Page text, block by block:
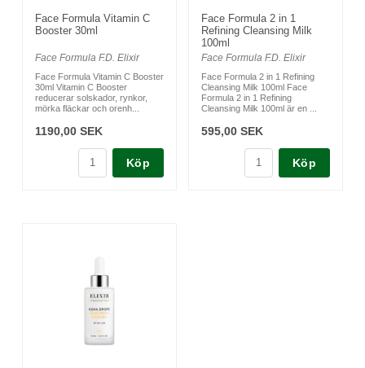
Face Formula Vitamin C
Booster 30ml
Face Formula F.D. Elixir
Face Formula Vitamin C Booster
30ml Vitamin C Booster
reducerar solskador, rynkor,
mörka fläckar och orenh...
1190,00 SEK
Köp
Face Formula 2 in 1
Refining Cleansing Milk
100ml
Face Formula F.D. Elixir
Face Formula 2 in 1 Refining
Cleansing Milk 100ml Face
Formula 2 in 1 Refining
Cleansing Milk 100ml är en ...
595,00 SEK
Köp